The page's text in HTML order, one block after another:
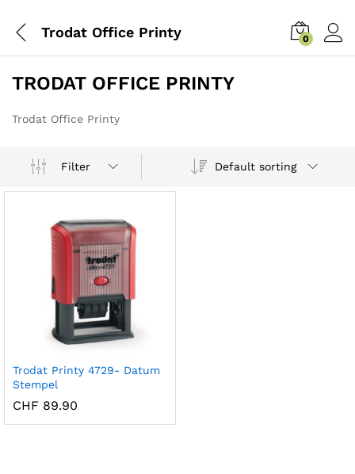
Trodat Office Printy 0
TRODAT OFFICE PRINTY
Trodat Office Printy
Filter Default sorting
Trodat Printy 4729- Datum
Stempel
CHF 89.90